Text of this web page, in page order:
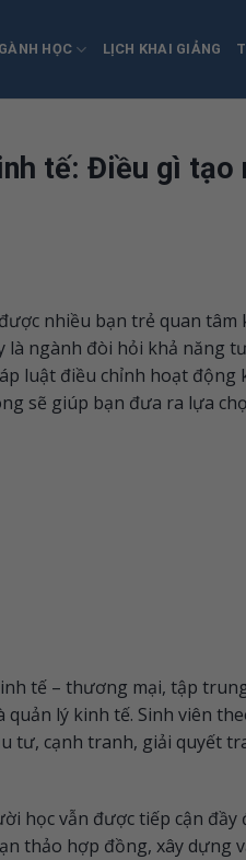
HỌC LỊCH KHAI GIẢNG
tế: Điều gì tạo
nhiều bạn trẻ quan
ngành đòi hỏi khả năng
luật điều chỉnh hoạt động
sẽ giúp bạn đưa ra lựa
tế – thương mại, tập
lý kinh tế. Sinh viên
cạnh tranh, giải quyết
học vẫn được tiếp cận đầy
thảo hợp đồng, xây dựng